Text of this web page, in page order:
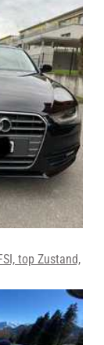
top Zustand,